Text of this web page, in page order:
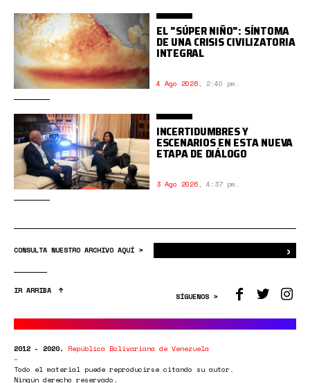
EL "SÚPER NIÑO": SÍNTOMA
DE UNA CRISIS CIVILIZATORIA
INTEGRAL
4 Ago 2026, 2:40 pm.
INCERTIDUMBRES Y
ESCENARIOS EN ESTA NUEVA
ETAPA DE DIÁLOGO
3 Ago 2026, 4:37 pm.
CONSULTA NUESTRO ARCHIVO AQUÍ > ›
IR ARRIBA
SÍGUENOS >
2012 - 2020. República Bolivariana de Venezuela
Todo el material puede reproducirse citando su autor.
Ningún derecho reservado.